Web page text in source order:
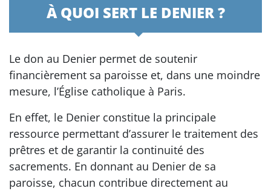
À QUOI SERT LE DENIER ?
Le don au Denier permet de soutenir
financièrement sa paroisse et, dans une moindre
mesure, l’Église catholique à Paris.
En effet, le Denier constitue la principale
ressource permettant d’assurer le traitement des
prêtres et de garantir la continuité des
sacrements. En donnant au Denier de sa
paroisse, chacun contribue directement au